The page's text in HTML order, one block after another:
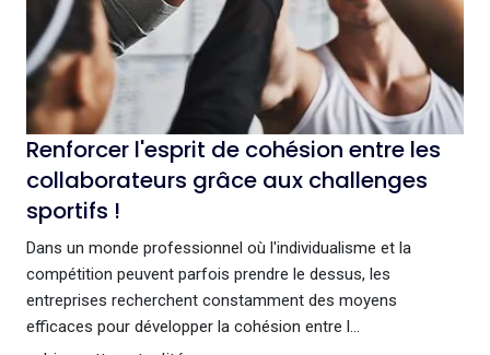
Renforcer l'esprit de cohésion entre les
collaborateurs grâce aux challenges
sportifs !
Dans un monde professionnel où l'individualisme et la
compétition peuvent parfois prendre le dessus, les
entreprises recherchent constamment des moyens
efficaces pour développer la cohésion entre l...